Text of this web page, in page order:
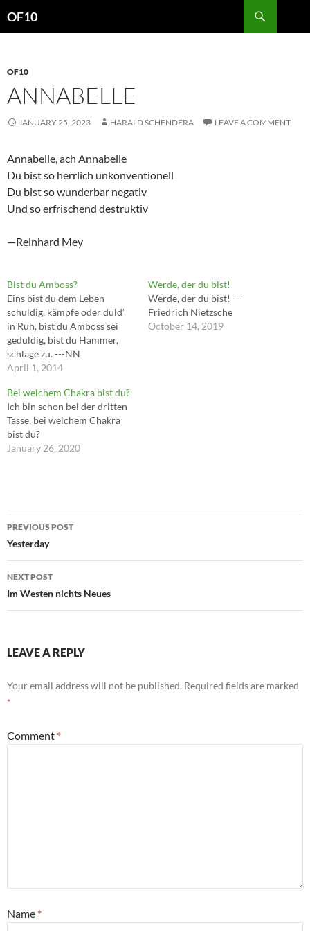
OF10
OF10
ANNABELLE
JANUARY 25, 2023 HARALD SCHENDERA LEAVE A COMMENT
Annabelle, ach Annabelle
Du bist so herrlich unkonventionell
Du bist so wunderbar negativ
Und so erfrischend destruktiv
—Reinhard Mey
Bist du Amboss?
Eins bist du dem Leben
schuldig, kämpfe oder duld'
in Ruh, bist du Amboss sei
geduldig, bist du Hammer,
schlage zu. ---NN
April 1, 2014
Werde, der du bist!
Werde, der du bist! ---
Friedrich Nietzsche
October 14, 2019
Bei welchem Chakra bist du?
Ich bin schon bei der dritten
Tasse, bei welchem Chakra
bist du?
January 26, 2020
Post
navigation
PREVIOUS POST
Yesterday
NEXT POST
Im Westen nichts Neues
LEAVE A REPLY
Your email address will not be published. Required fields are marked
*
Comment *
Name *